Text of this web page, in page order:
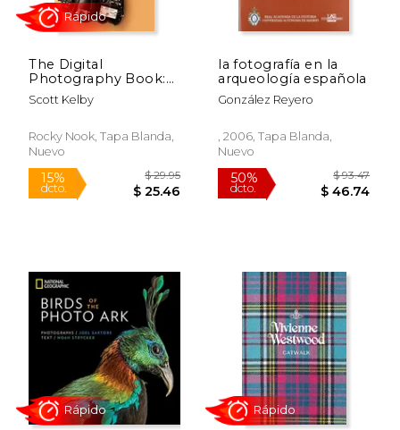
15%
The Digital
Photography Book:
The Step-By-Step
Secrets for how to
Look Like the Pros'!
(en Inglés)
Scott Kelby
Rocky Nook, Tapa Blanda,
Nuevo
la fotografía en la
arqueología española
González Reyero
, 2006, Tapa Blanda,
Nuevo